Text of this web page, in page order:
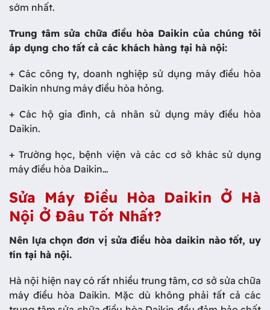
sớm nhất.
Trung tâm sửa chữa điều hòa Daikin của chúng tôi
áp dụng cho tất cả các khách hàng tại hà nội:
+ Các công ty, doanh nghiệp sử dụng máy điều hòa
Daikin nhưng máy điều hòa hỏng.
+ Các hộ gia đình, cá nhân sử dụng máy điều hòa
Daikin.
+ Trường học, bệnh viện và các cơ sở khác sử dụng
máy điều hòa Daikin…
Sửa Máy Điều Hòa Daikin Ở Hà
Nội Ở Đâu Tốt Nhất?
Nên lựa chọn đơn vị sửa điều hòa daikin nào tốt, uy
tín tại hà nội.
Hà nội hiện nay có rất nhiều trung tâm, cơ sở sửa chữa
máy điều hòa Daikin. Mặc dù không phải tất cả các